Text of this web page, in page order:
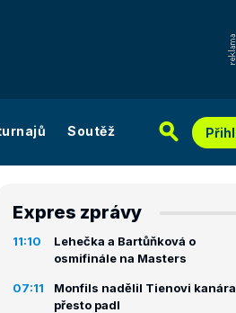
Soutěž
Expres zprávy
11:10
Lehečka a Bartůňková o
osmifinále na Masters
07:11
Monfils nadělil Tienovi kanára,
přesto padl